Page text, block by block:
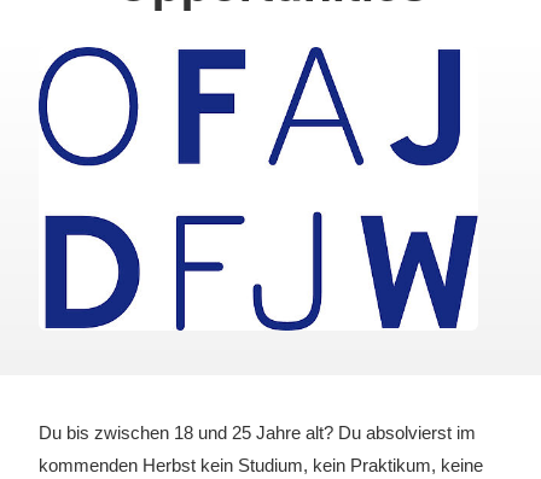
Du bis zwischen 18 und 25 Jahre alt? Du absolvierst im
kommenden Herbst kein Studium, kein Praktikum, keine